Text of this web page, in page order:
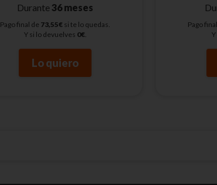
Durante36 meses
Pago final de 73,55€ si te lo quedas.
Y si lo devuelves 0€.
Lo quiero
Pago